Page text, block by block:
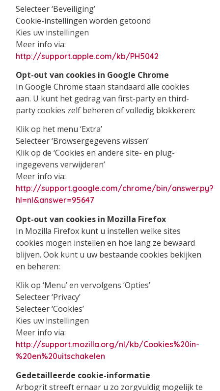
Selecteer ‘Beveiliging’
Cookie-instellingen worden getoond
Kies uw instellingen
Meer info via:
http://support.apple.com/kb/PH5042
Opt-out van cookies in Google Chrome
In Google Chrome staan standaard alle cookies
aan. U kunt het gedrag van first-party en third-
party cookies zelf beheren of volledig blokkeren:
Klik op het menu ‘Extra’
Selecteer ‘Browsergegevens wissen’
Klik op de ‘Cookies en andere site- en plug-
ingegevens verwijderen’
Meer info via:
http://support.google.com/chrome/bin/answer.py?
hl=nl&answer=95647
Opt-out van cookies in Mozilla Firefox
In Mozilla Firefox kunt u instellen welke sites
cookies mogen instellen en hoe lang ze bewaard
blijven. Ook kunt u uw bestaande cookies bekijken
en beheren:
Klik op ‘Menu’ en vervolgens ‘Opties’
Selecteer ‘Privacy’
Selecteer ‘Cookies’
Kies uw instellingen
Meer info via:
http://support.mozilla.org/nl/kb/Cookies%20in-
%20en%20uitschakelen
Gedetailleerde cookie-informatie
Arbogrit streeft ernaar u zo zorgvuldig mogelijk te